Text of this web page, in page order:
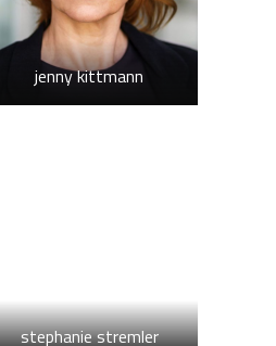
jenny kittmann
stephanie stremler